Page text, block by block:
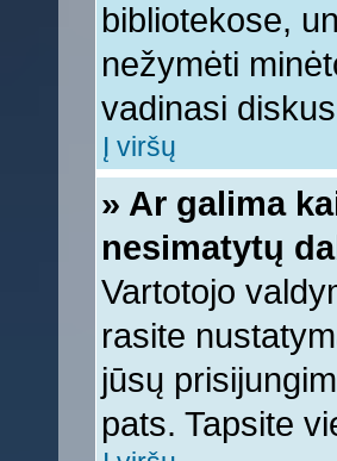
bibliotekose,
nežymėti
vadinasi
Į viršų
» Ar galima
nesimatytų
Vartotojo
rasite
jūsų
pats. Tapsite